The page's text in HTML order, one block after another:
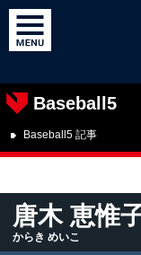
Baseball5
Baseball5 記事
唐木 恵惟
からき めいこ